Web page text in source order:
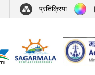
प्रतिक्रिया